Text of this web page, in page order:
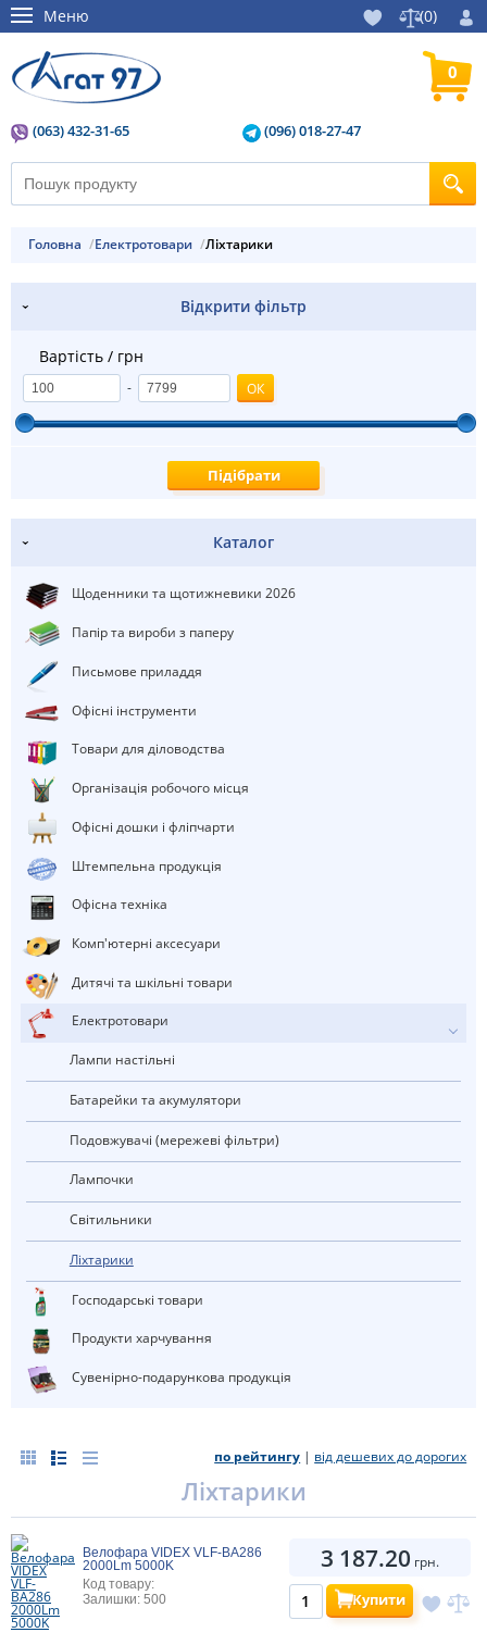
Меню (0)
(063) 432-31-65 (096) 018-27-47
0
Головна електротовари Ліхтарики
Відкрити фільтр
Вартість / грн
-
Каталог
Щоденники та щотижневики 2026
Папір та вироби з паперу
Письмове приладдя
Офісні інструменти
Товари для діловодства
Організація робочого місця
Офісні дошки і фліпчарти
штемпельна продукція
Офісна техніка
Комп'ютерні аксесуари
Дитячі та шкільні товари
електротовари
лампи настільні
Батарейки та акумулятори
Подовжувачі (мережеві фільтри)
лампочки
Світильники
Ліхтарики
Господарські товари
Продукти харчування
Сувенірно-подарункова продукція
по рейтингу | від дешевих до дорогих
Ліхтарики
Велофара VIDEX VLF-BA286
2000Lm 5000K
Код товару:
Залишки: 500
3 187.20 грн.
Купити